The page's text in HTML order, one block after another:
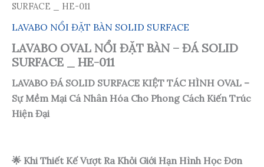
SURFACE _ HE-011
LAVABO NỔI ĐẶT BÀN SOLID SURFACE
LAVABO OVAL NỔI ĐẶT BÀN – ĐÁ SOLID
SURFACE _ HE-011
LAVABO ĐÁ SOLID SURFACE KIỆT TÁC HÌNH OVAL –
Sự Mềm Mại Cá Nhân Hóa Cho Phong Cách Kiến Trúc
Hiện Đại
🌟 Khi Thiết Kế Vượt Ra Khỏi Giới Hạn Hình Học Đơn